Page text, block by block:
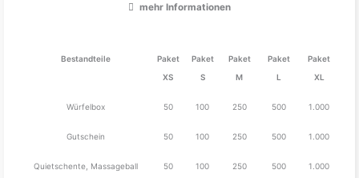
mehr Informationen
Bestandteile
Paket
XS
Paket
S
Paket
M
Paket
L
Paket
XL
Würfelbox 50 100 250 500 1.000
Gutschein 50 100 250 500 1.000
Quietschente, Massageball
50 100 250 500 1.000